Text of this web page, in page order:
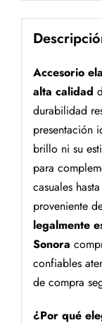
Accesorio
alta calidad
durabilidad
presentación
brillo ni su
para
casuales
proveniente
legalmente
Sonora
confiables
de compra
¿Por qué